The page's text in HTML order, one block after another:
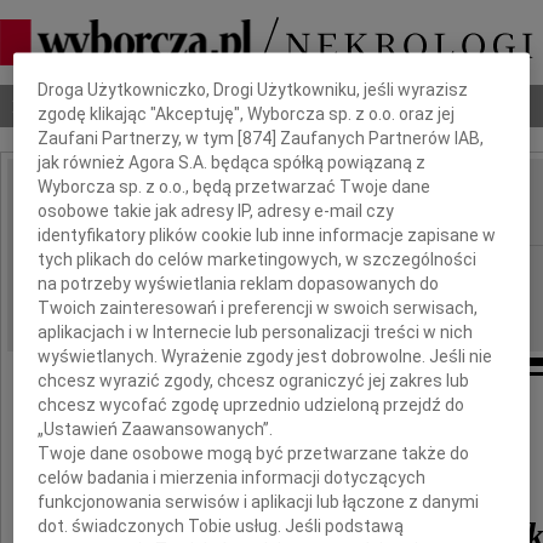
Nekrologi Odeszli Poradnik pogrzebowy
IMIĘ I NAZWISKO: Józef Czerniawski
REGION: Szczecin
DATA EMISJI: 15.10.2021
Dbamy o Twoją prywatność
Droga Użytkowniczko, Drogi Użytkowniku, jeśli wyrazisz
zgodę klikając "Akceptuję", Wyborcza sp. z o.o. oraz jej
Zaufani Partnerzy, w tym [874 ] Zaufanych Partnerów IAB,
jak również Agora S.A. będąca spółką powiązaną z
Wyborcza sp. z o.o., będą przetwarzać Twoje dane
osobowe takie jak adresy IP, adresy e-mail czy
identyfikatory plików cookie lub inne informacje zapisane w
tych plikach do celów marketingowych, w szczególności
na potrzeby wyświetlania reklam dopasowanych do
Twoich zainteresowań i preferencji w swoich serwisach,
aplikacjach i w Internecie lub personalizacji treści w nich
wyświetlanych. Wyrażenie zgody jest dobrowolne. Jeśli nie
chcesz wyrazić zgody, chcesz ograniczyć jej zakres lub
chcesz wycofać zgodę uprzednio udzieloną przejdź do
„Ustawień Zaawansowanych”.
Twoje dane osobowe mogą być przetwarzane także do
celów badania i mierzenia informacji dotyczących
funkcjonowania serwisów i aplikacji lub łączone z danymi
dot. świadczonych Tobie usług. Jeśli podstawą